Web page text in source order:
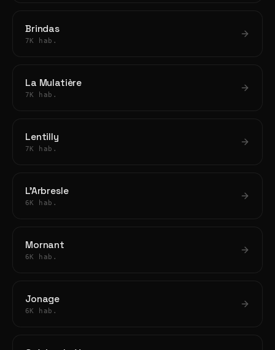
Brindas
7K hab.
La Mulatière
7K hab.
Lentilly
7K hab.
L'Arbresle
6K hab.
Mornant
6K hab.
Jonage
6K hab.